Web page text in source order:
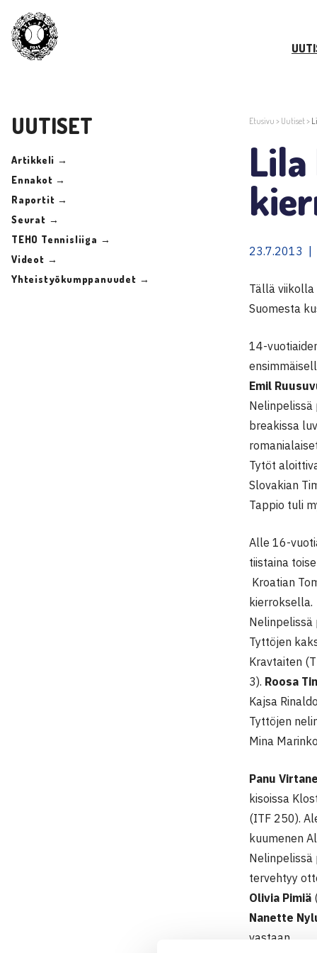
UUTISET
Artikkeli →
Ennakot →
Raportit →
Seurat →
TEHO Tennisliiga →
Videot →
Yhteistyökumppanuudet →
Etusivu > Uutiset>
23.7.2013 |
Tällä
Suomesta
14-
Emil
Nelinpelissä
breakissa
Tytöt
Slovakian
Tappio tuli
Alle 16-
tiistaina
Kroatian
kierroksella.
Nelinpelissä
Tyttöjen
Kravtaiten
3). Roosa
Kajsa
Tyttöjen
Mina
Panu
kisoissa
(ITF 250).
kuumenen
Nelinpelissä
tervehtyy
Olivia Pimiä
Nanette
vastaan.